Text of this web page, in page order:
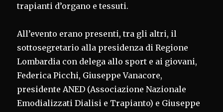
trapianti d’organo e tessuti.
All’evento erano presenti, tra gli altri, il
sottosegretario alla presidenza di Regione
Lombardia con delega allo sport e ai giovani,
Federica Picchi, Giuseppe Vanacore,
presidente ANED (Associazione Nazionale
Emodializzati Dialisi e Trapianto) e Giuseppe